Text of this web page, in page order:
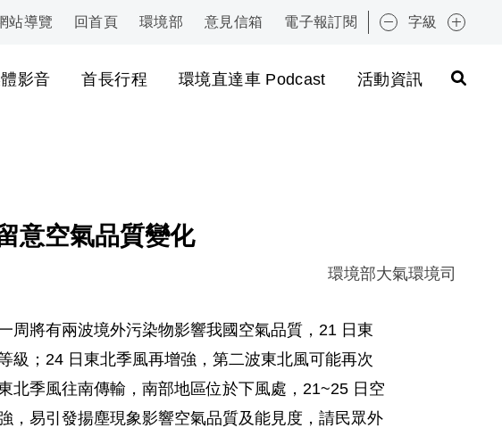
站導覽 回首頁 環境部 意見信箱 電子報訂閱 字級
影音 首長行程 環境直達車 Podcast 活動資訊
:::
意空氣品質變化
環境部大氣環境司
周將有兩波境外污染物影響我國空氣品質，21 日東
級；24 日東北季風再增強，第二波東北風可能再次
北季風往南傳輸，南部地區位於下風處，21~25 日空
，易引發揚塵現象影響空氣品質及能見度，請民眾外